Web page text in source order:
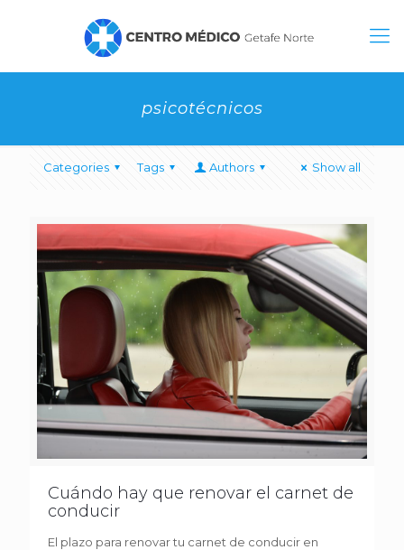
psicotécnicos
Categories Tags Authors Show all
Cuándo hay que renovar el carnet de
conducir
El plazo para renovar tu carnet de conducir en